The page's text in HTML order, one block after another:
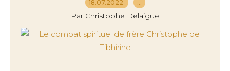
18.07.2022 …
Par Christophe Delaigue